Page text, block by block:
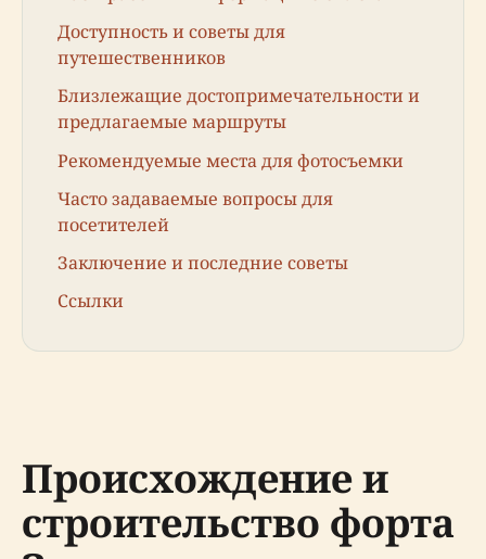
Доступность и советы для
путешественников
Близлежащие достопримечательности и
предлагаемые маршруты
Рекомендуемые места для фотосъемки
Часто задаваемые вопросы для
посетителей
Заключение и последние советы
Ссылки
Происхождение и
строительство форта